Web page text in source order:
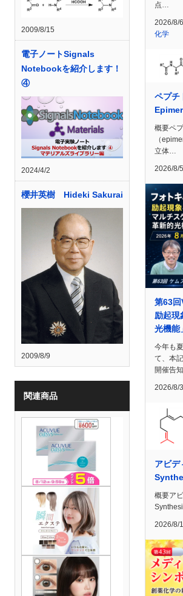
2009/8/15
電子ノートSignals
Notebookを紹介します！
④
2024/4/2
櫻井英樹 Hideki Sakurai
2009/8/9
関連商品
点…
2026/8/6
化学
ペプチ
概要ペ
（
立体…
2026/8/5
第63回
励起現
光機能
今年も
て、本
開催告
2026/8/3
アビ
概要ア
2026/8/1